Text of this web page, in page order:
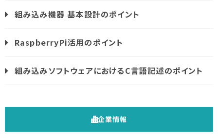
組み込み機器 基本設計のポイント
RaspberryPi活用のポイント
組み込みソフトウェアにおけるC言語記述のポイント
企業情報